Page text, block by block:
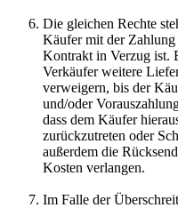
Die gleichen Rechte
Käufer mit der Zahlung
Kontrakt in Verzug ist.
Verkäufer weitere
verweigern, bis der
und/oder
dass dem Käufer
zurückzutreten oder
außerdem die
Kosten verlangen.
Im Falle der